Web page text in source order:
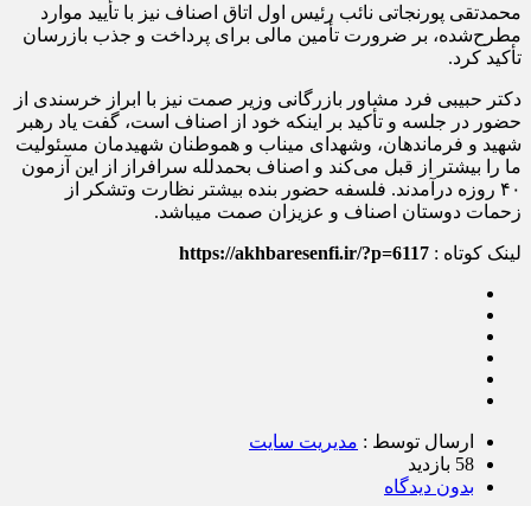
محمدتقی پورنجاتی نائب رئیس اول اتاق اصناف نیز با تأیید موارد
مطرح‌شده، بر ضرورت تأمین مالی برای پرداخت و جذب بازرسان
تأکید کرد.
دکتر حبیبی فرد مشاور بازرگانی وزیر صمت نیز با ابراز خرسندی از
حضور در جلسه و تأکید بر اینکه خود از اصناف است، گفت یاد رهبر
شهید و فرماندهان، وشهدای میناب و هموطنان شهیدمان مسئولیت
ما را بیشتر از قبل می‌کند و اصناف بحمدلله سرافراز از این آزمون
۴۰ روزه درآمدند. فلسفه حضور بنده بیشتر نظارت وتشکر از
زحمات دوستان اصناف و عزیزان صمت میباشد.
لینک کوتاه : https://akhbaresenfi.ir/?p=6117
ارسال توسط : مدیریت سایت
58 بازدید
بدون دیدگاه